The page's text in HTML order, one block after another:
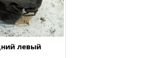
левый